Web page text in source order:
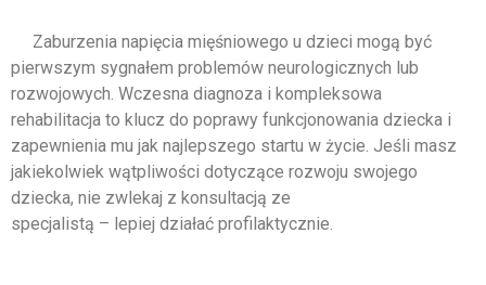
Zaburzenia napięcia mięśniowego u dzieci mogą być
pierwszym sygnałem problemów neurologicznych lub
rozwojowych. Wczesna diagnoza i kompleksowa
rehabilitacja to klucz do poprawy funkcjonowania dziecka i
zapewnienia mu jak najlepszego startu w życie. Jeśli masz
jakiekolwiek wątpliwości dotyczące rozwoju swojego
dziecka, nie zwlekaj z konsultacją ze
specjalistą – lepiej działać profilaktycznie.